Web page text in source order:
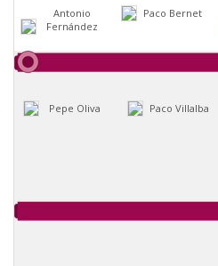
Antonio
Fernández
Paco Bernet
Pepe Oliva Paco Villalba